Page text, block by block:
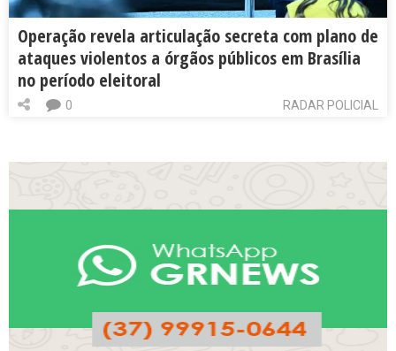
Operação revela articulação secreta com plano de
ataques violentos a órgãos públicos em Brasília
no período eleitoral
RADAR POLICIAL
0